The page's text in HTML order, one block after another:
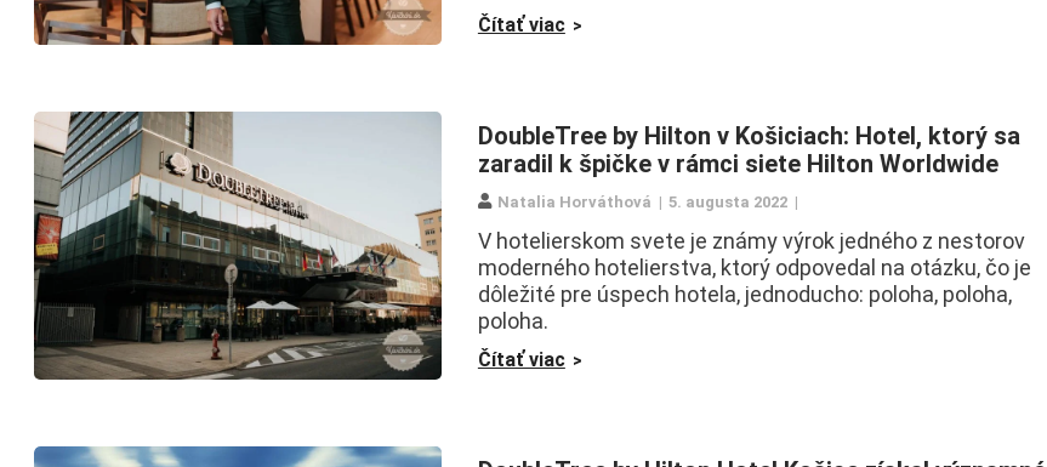
Čítať viac
DoubleTree by Hilton v Košiciach: Hotel, ktorý sa
zaradil k špičke v rámci siete Hilton Worldwide
Natalia Horváthová 5. augusta 2022
V hotelierskom svete je známy výrok jedného z nestorov
moderného hotelierstva, ktorý odpovedal na otázku, čo je
dôležité pre úspech hotela, jednoducho: poloha, poloha,
poloha.
Čítať viac